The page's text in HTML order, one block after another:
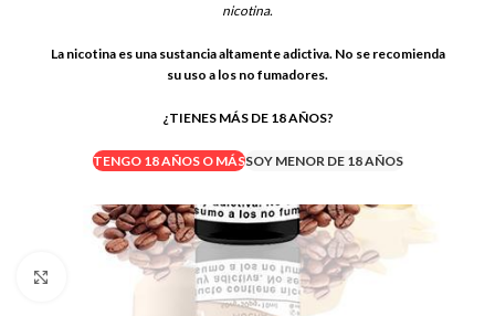
nicotina.
La nicotina es una sustancia altamente adictiva. No se recomienda
su uso a los no fumadores.
¿TIENES MÁS DE 18 AÑOS?
TENGO 18 AÑOS O MÁSSOY MENOR DE 18 AÑOS
Clic para ampliar